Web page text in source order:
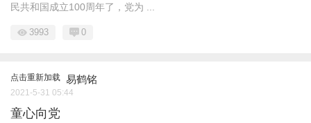
民共和国成立100周年了，党为 ...
3993 0
点击重新加载 易鹤铭
2021-5-31 05:44
童心向党